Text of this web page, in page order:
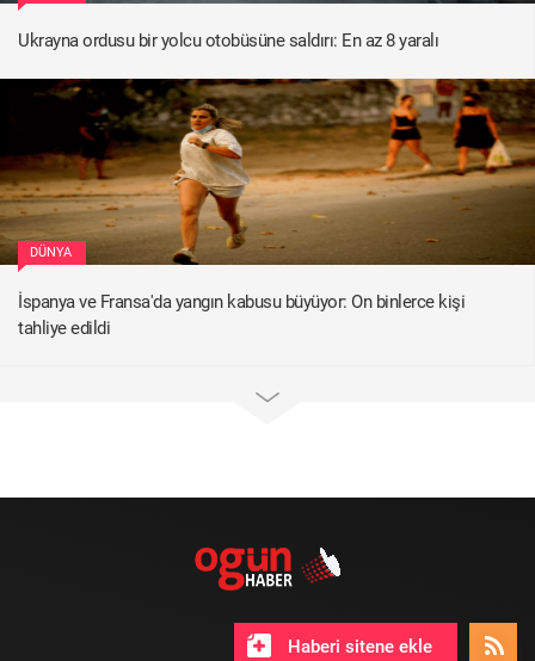
Ukrayna ordusu bir yolcu otobüsüne saldırı: En az 8 yaralı
DÜNYA
İspanya ve Fransa'da yangın kabusu büyüyor: On binlerce kişi
tahliye edildi
Haberi sitene ekle